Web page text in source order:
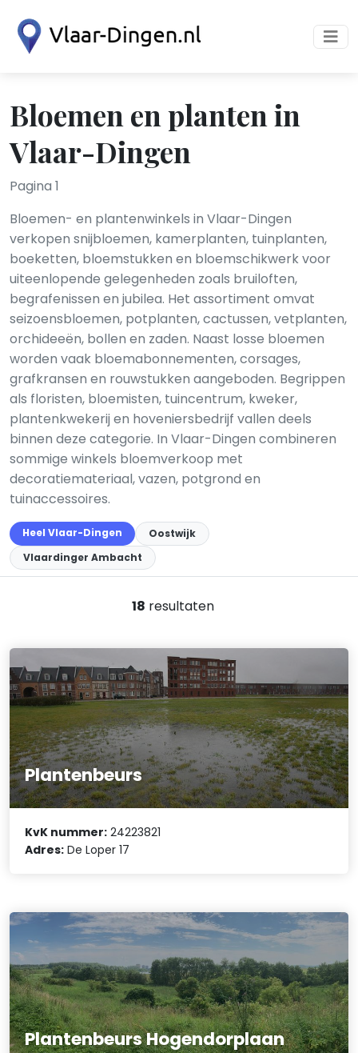
Bloemen en planten in
Vlaar-Dingen
Pagina 1
Bloemen- en plantenwinkels in Vlaar-Dingen
verkopen snijbloemen, kamerplanten, tuinplanten,
boeketten, bloemstukken en bloemschikwerk voor
uiteenlopende gelegenheden zoals bruiloften,
begrafenissen en jubilea. Het assortiment omvat
seizoensbloemen, potplanten, cactussen, vetplanten,
orchideeën, bollen en zaden. Naast losse bloemen
worden vaak bloemabonnementen, corsages,
grafkransen en rouwstukken aangeboden. Begrippen
als floristen, bloemisten, tuincentrum, kweker,
plantenkwekerij en hoveniersbedrijf vallen deels
binnen deze categorie. In Vlaar-Dingen combineren
sommige winkels bloemverkoop met
decoratiemateriaal, vazen, potgrond en
tuinaccessoires.
Heel Vlaar-Dingen
Oostwijk
Vlaardinger Ambacht
18 resultaten
Plantenbeurs
KvK nummer: 24223821
Adres: De Loper 17
Plantenbeurs Hogendorplaan